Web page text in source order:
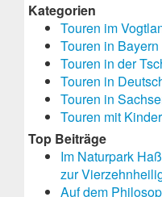
Kategorien
Touren im
Touren in Bayern
Touren in der
Touren in
Touren in
Touren mit
Top Beiträge
Im Naturpark
zur
Auf dem